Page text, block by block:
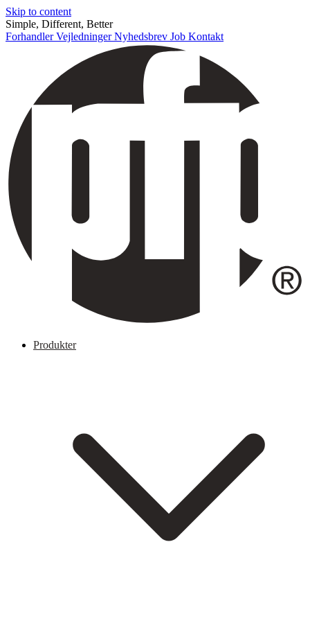
Skip to content
Simple, Different, Better
ForhandlerVejledningerNyhedsbrev Job Kontakt
Produkter